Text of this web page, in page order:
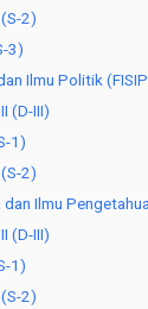
2)
3)
Ilmu Politik
(D-III)
1)
2)
Ilmu
(D-III)
1)
2)